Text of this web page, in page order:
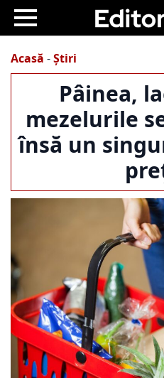
Acasă -Știri
Pâinea,
mezelurile se
însă un